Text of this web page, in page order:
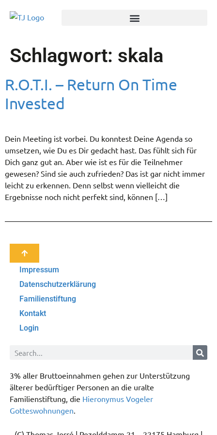
Schlagwort: skala
R.O.T.I. – Return On Time
Invested
Dein Meeting ist vorbei. Du konntest Deine Agenda so
umsetzen, wie Du es Dir gedacht hast. Das fühlt sich für
Dich ganz gut an. Aber wie ist es für die Teilnehmer
gewesen? Sind sie auch zufrieden? Das ist gar nicht immer
leicht zu erkennen. Denn selbst wenn vielleicht die
Ergebnisse noch nicht perfekt sind, können […]
Impressum
Datenschutzerklärung
Familienstiftung
Kontakt
Login
3% aller Bruttoeinnahmen gehen zur Unterstützung
älterer bedürftiger Personen an die uralte
Familienstiftung, die Hieronymus Vogeler
Gotteswohnungen.